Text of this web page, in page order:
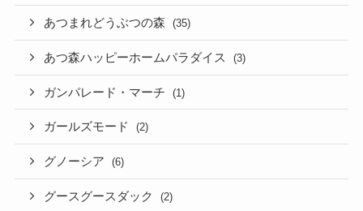
あつまれどうぶつの森 (35)
あつ森ハッピーホームパラダイス (3)
ガンパレード・マーチ (1)
ガールズモード (2)
グノーシア (6)
グースグースダック (2)